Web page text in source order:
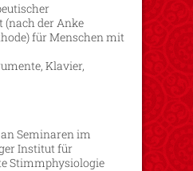
der Anke
für Menschen mit
Klavier,
Seminaren im
Institut für
Stimmphysiologie